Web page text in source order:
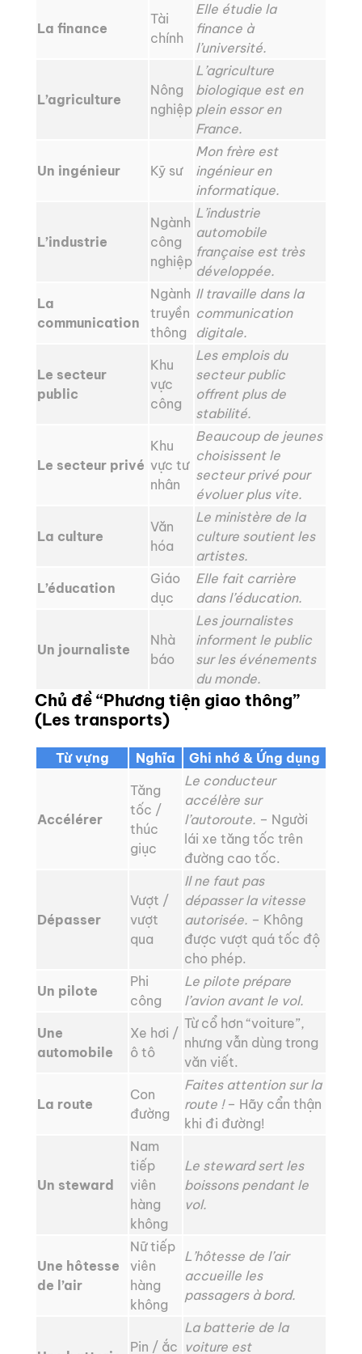
La finance
Tài
chính
Elle étudie la
finance à
l’université.
L’agriculture
Nông
nghiệp
L’agriculture
biologique est en
plein essor en
France.
Un ingénieur Kỹ sư
Mon frère est
ingénieur en
informatique.
L’industrie
Ngành
công
nghiệp
L’industrie
automobile
française est très
développée.
La
communication
Ngành
truyền
thông
Il travaille dans la
communication
digitale.
Le secteur
public
Khu
vực
công
Les emplois du
secteur public
offrent plus de
stabilité.
Le secteur privé
Khu
vực tư
nhân
Beaucoup de jeunes
choisissent le
secteur privé pour
évoluer plus vite.
La culture
Văn
hóa
Le ministère de la
culture soutient les
artistes.
L’éducation
Giáo
dục
Elle fait carrière
dans l’éducation.
Un journaliste
Nhà
báo
Les journalistes
informent le public
sur les événements
du monde.
Chủ đề “Phương tiện giao thông”
(Les transports)
Từ vựng Nghĩa Ghi nhớ & Ứng dụng
Accélérer
Tăng
tốc /
thúc
giục
Le conducteur
accélère sur
l’autoroute. – Người
lái xe tăng tốc trên
đường cao tốc.
Dépasser
Vượt /
vượt
qua
Il ne faut pas
dépasser la vitesse
autorisée. – Không
được vượt quá tốc độ
cho phép.
Un pilote
Phi
công
Le pilote prépare
l’avion avant le vol.
Une
automobile
Xe hơi /
ô tô
Từ cổ hơn “voiture”,
nhưng vẫn dùng trong
văn viết.
La route
Con
đường
Faites attention sur la
route !– Hãy cẩn thận
khi đi đường!
Un steward
Nam
tiếp
viên
hàng
không
Le steward sert les
boissons pendant le
vol.
Une hôtesse
de l’air
Nữ tiếp
viên
hàng
không
L’hôtesse de l’air
accueille les
passagers à bord.
Pin / ắc
La batterie de la
voiture est